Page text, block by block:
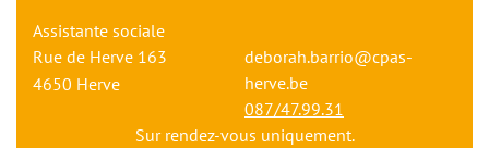
Assistante sociale
Rue de Herve 163
4650 Herve
deborah.barrio@cpas-
herve.be
087/47.99.31
Sur rendez-vous uniquement.